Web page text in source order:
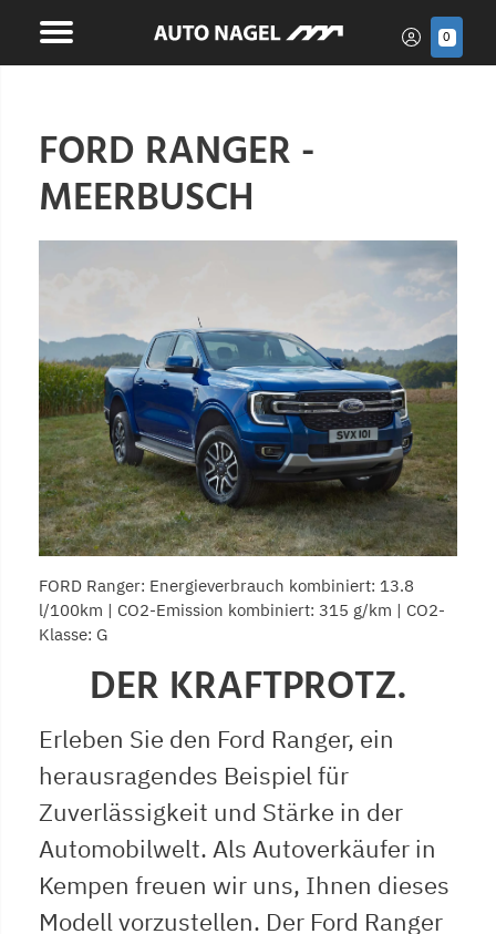
0
FORD RANGER -
MEERBUSCH
FORD Ranger: Energieverbrauch kombiniert: 13.8
l/100km | CO2-Emission kombiniert: 315 g/km | CO2-
Klasse: G
DER KRAFTPROTZ.
Erleben Sie den Ford Ranger, ein
herausragendes Beispiel für
Zuverlässigkeit und Stärke in der
Automobilwelt. Als Autoverkäufer in
Kempen freuen wir uns, Ihnen dieses
Modell vorzustellen. Der Ford Ranger